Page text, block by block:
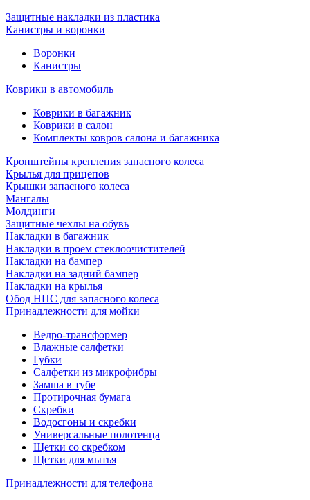
Защитные накладки из пластика
Канистры и воронки
Воронки
Канистры
Коврики в автомобиль
Коврики в багажник
Коврики в салон
Комплекты ковров салона и багажника
Кронштейны крепления запасного колеса
Крылья для прицепов
Крышки запасного колеса
Мангалы
Молдинги
Защитные чехлы на обувь
Накладки в багажник
Накладки в проем стеклоочистителей
Накладки на бампер
Накладки на задний бампер
Накладки на крылья
Обод НПС для запасного колеса
Принадлежности для мойки
Ведро-трансформер
Влажные салфетки
Губки
Салфетки из микрофибры
Замша в тубе
Протирочная бумага
Скребки
Водосгоны и скребки
Универсальные полотенца
Щетки со скребком
Щетки для мытья
Принадлежности для телефона